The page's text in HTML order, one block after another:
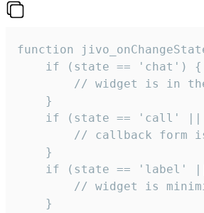
function
    if (state == 'chat') {
// widget is in
    }
if (state == 'call'
// callback form
    }
if (state == 'label'
// widget is
    }